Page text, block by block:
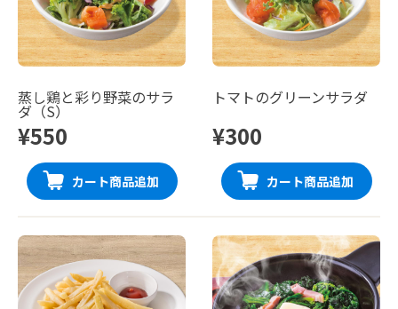
蒸し鶏と彩り野菜のサラ
ダ（S）
¥550
カート商品追加
トマトのグリーンサラダ
¥300
カート商品追加